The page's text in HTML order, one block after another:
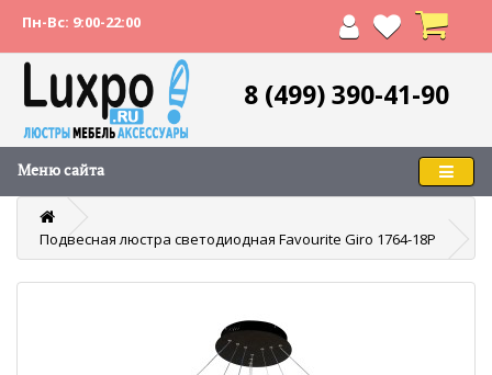
Пн-Вс: 9:00-22:00
8 (499) 390-41-90
Меню сайта
Подвесная люстра светодиодная Favourite Giro 1764-18P